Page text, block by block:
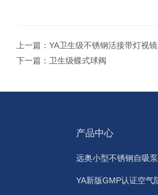
上一篇： YA卫生级不锈钢活接带灯视镜
下一篇： 卫生级蝶式球阀
产品中心
远奥小型不锈钢自吸泵